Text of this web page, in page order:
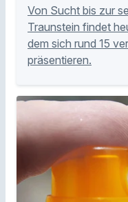
Von Sucht bis zur
Traunstein findet
dem sich rund 15
präsentieren.